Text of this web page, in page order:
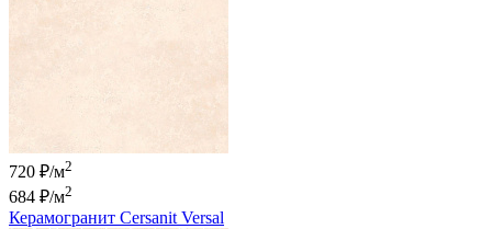
720 ₽/м2
684 ₽/м2
Керамогранит Cersanit Versal